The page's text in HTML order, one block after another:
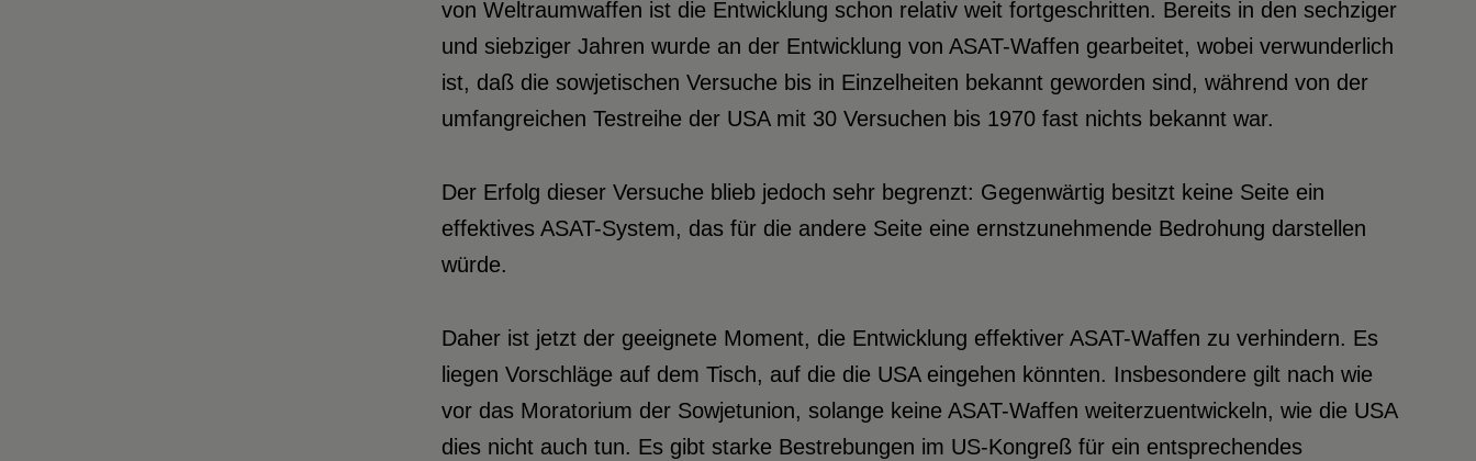
von Weltraumwaffen ist die Entwicklung schon relativ weit fortgeschritten. Bereits in den sechziger
und siebziger Jahren wurde an der Entwicklung von ASAT-Waffen gearbeitet, wobei verwunderlich
ist, daß die sowjetischen Versuche bis in Einzelheiten bekannt geworden sind, während von der
umfangreichen Testreihe der USA mit 30 Versuchen bis 1970 fast nichts bekannt war.
Der Erfolg dieser Versuche blieb jedoch sehr begrenzt: Gegenwärtig besitzt keine Seite ein
effektives ASAT-System, das für die andere Seite eine ernstzunehmende Bedrohung darstellen
würde.
Daher ist jetzt der geeignete Moment, die Entwicklung effektiver ASAT-Waffen zu verhindern. Es
liegen Vorschläge auf dem Tisch, auf die die USA eingehen könnten. Insbesondere gilt nach wie
vor das Moratorium der Sowjetunion, solange keine ASAT-Waffen weiterzuentwickeln, wie die USA
dies nicht auch tun. Es gibt starke Bestrebungen im US-Kongreß für ein entsprechendes